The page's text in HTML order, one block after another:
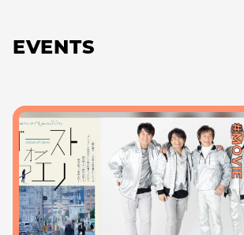
EVENTS
#MOVIE